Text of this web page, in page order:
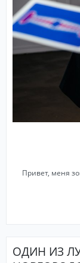
Привет, меня
ОДИН ИЗ